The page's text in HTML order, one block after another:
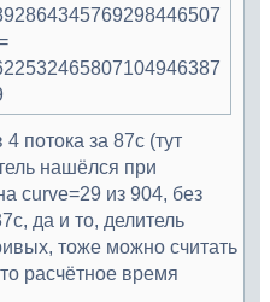
потока за 87с (тут
нашёлся при
curve=29 из 904, без
да и то, делитель
тоже можно считать
расчётное время